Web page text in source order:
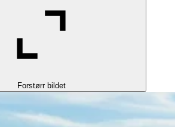
Forstørr bildet